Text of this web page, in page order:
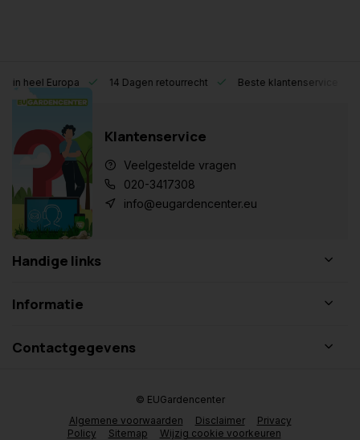
Europa 14 Dagen retourrecht Beste klantenservice
Klantenservice
Veelgestelde vragen
020-3417308
info@eugardencenter.eu
Handige links
Informatie
Contactgegevens
Algemene voorwaarden Disclaimer
Privacy
Policy
Sitemap Wijzig cookie voorkeuren
© EUGardencenter